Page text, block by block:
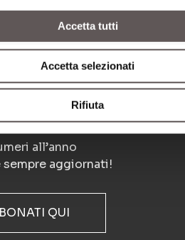
Accetta tutti
Accetta selezionati
Rifiuta
Belloni
all’anno
sempre aggiornati!
QUI